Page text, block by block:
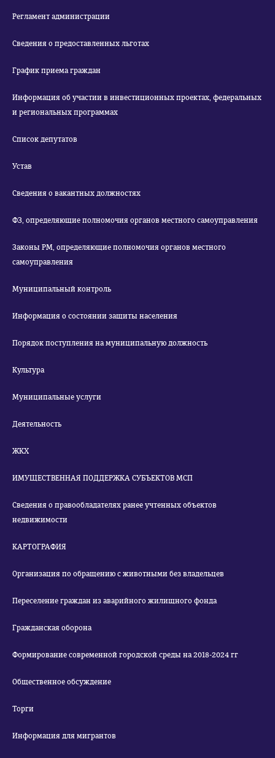
Регламент администрации
Сведения о предоставленных льготах
График приема граждан
Информация об участии в инвестиционных проектах, федеральных
и региональных программах
Список депутатов
Устав
Сведения о вакантных должностях
ФЗ, определяющие полномочия органов местного самоуправления
Законы РМ, определяющие полномочия органов местного
самоуправления
Муниципальный контроль
Информация о состоянии защиты населения
Порядок поступления на муниципальную должность
Культура
Муниципальные услуги
Деятельность
ЖКХ
ИМУЩЕСТВЕННАЯ ПОДДЕРЖКА СУБЪЕКТОВ МСП
Сведения о правообладателях ранее учтенных объектов
недвижимости
КАРТОГРАФИЯ
Организация по обращению с животными без владельцев
Переселение граждан из аварийного жилищного фонда
Гражданская оборона
Формирование современной городской среды на 2018-2024 гг
Общественное обсуждение
Торги
Информация для мигрантов